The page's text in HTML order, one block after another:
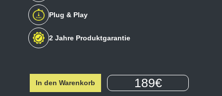
Plug & Play
2 Jahre Produktgarantie
In den Warenkorb 189€